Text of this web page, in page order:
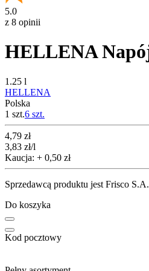
5.0
z 8 opinii
HELLENA
1.25 l
HELLENA
Polska
1 szt.6 szt.
Cena
4,79 zł
3,83 zł/l
Kaucja: + 0,50 zł
Sprzedawcą produktu jest Frisco S.A.
Do koszyka
Kod pocztowy